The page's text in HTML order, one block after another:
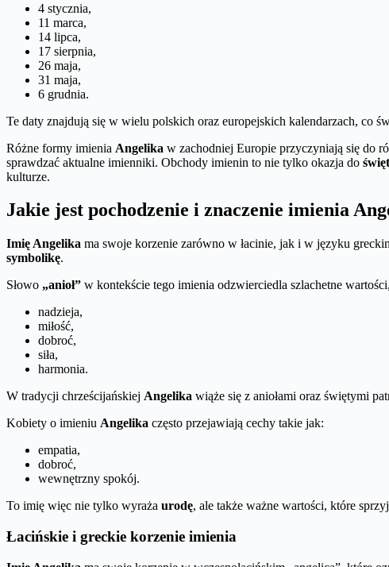
4 stycznia,
11 marca,
14 lipca,
17 sierpnia,
26 maja,
31 maja,
6 grudnia.
Te daty znajdują się w wielu polskich oraz europejskich kalendarzach, co
Różne formy imienia Angelika w zachodniej Europie przyczyniają się do
sprawdzać aktualne imienniki. Obchody imienin to nie tylko okazja do
kulturze.
Jakie jest pochodzenie i znaczenie imienia
Imię Angelika ma swoje korzenie zarówno w łacinie, jak i w języku
symbolikę.
Słowo „anioł” w kontekście tego imienia odzwierciedla szlachetne
nadzieja,
miłość,
dobroć,
siła,
harmonia.
W tradycji chrześcijańskiej Angelika wiąże się z aniołami oraz świętymi
Kobiety o imieniu Angelika często przejawiają cechy takie jak:
empatia,
dobroć,
wewnętrzny spokój.
To imię więc nie tylko wyraża urodę, ale także ważne wartości, które
Łacińskie i greckie korzenie imienia